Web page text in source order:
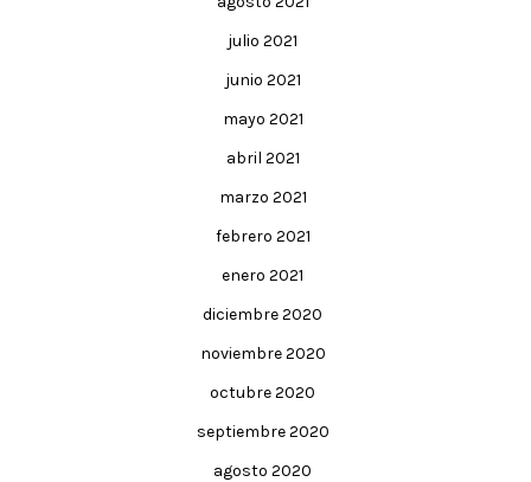
julio 2021
junio 2021
mayo 2021
abril 2021
marzo 2021
febrero 2021
enero 2021
diciembre 2020
noviembre 2020
octubre 2020
septiembre 2020
agosto 2020